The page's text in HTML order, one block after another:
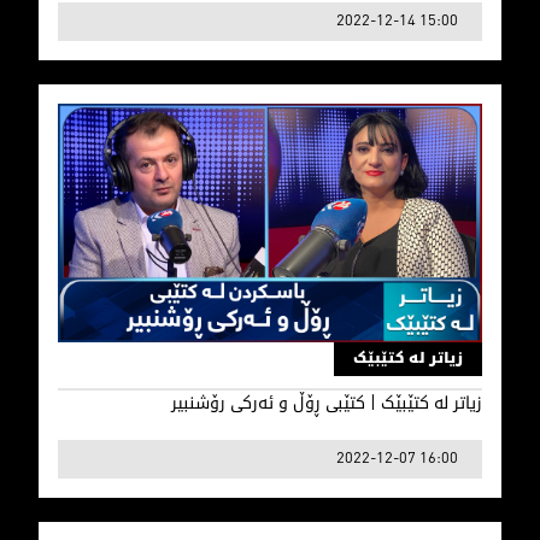
2022-12-14 15:00
زیاتر لە کتێبێک | كتێبی ڕۆڵ و ئەركی رۆشنبیر
زیاتر لە کتێبێک
زیاتر لە کتێبێک | كتێبی ڕۆڵ و ئەركی رۆشنبیر
2022-12-07 16:00